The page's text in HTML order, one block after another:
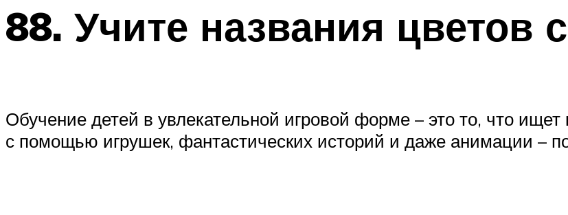
88. Учите названия цветов
Обучение детей в увлекательной игровой форме – это то, что
с помощью игрушек, фантастических историй и даже анимации –